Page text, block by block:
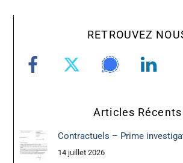
RETROUVEZ
Articles Récents
Contractuels – Prime
14 juillet 2026